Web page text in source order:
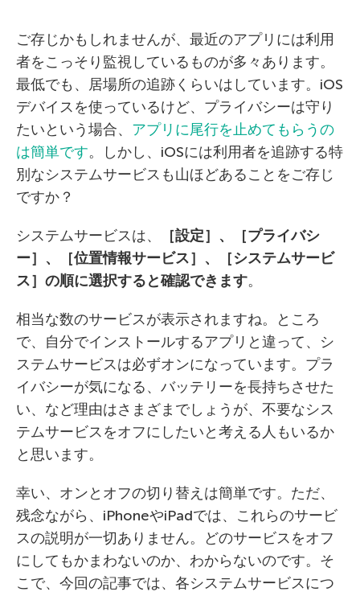
ご存じかもしれませんが、最近のアプリには利用
者をこっそり監視しているものが多々あります。
最低でも、居場所の追跡くらいはしています。iOS
デバイスを使っているけど、プライバシーは守り
たいという場合、 アプリに尾行を止めてもらうの
は簡単です。しかし、iOSには利用者を追跡する特
別なシステムサービスも山ほどあることをご存じ
ですか？
システムサービスは、
［設定］、［プライバシ
ー］、［位置情報サービス］、［システムサービ
ス］ の順に選択すると確認できます。
相当な数のサービスが表示されますね。ところ
で、自分でインストールするアプリと違って、シ
ステムサービスは必ずオンになっています。プラ
イバシーが気になる、バッテリーを長持ちさせた
い、など理由はさまざまでしょうが、不要なシス
テムサービスをオフにしたいと考える人もいるか
と思います。
幸い、オンとオフの切り替えは簡単です。ただ、
残念ながら、iPhoneやiPadでは、これらのサービ
スの説明が一切ありません。どのサービスをオフ
にしてもかまわないのか、わからないのです。そ
こで、今回の記事では、各システムサービスにつ